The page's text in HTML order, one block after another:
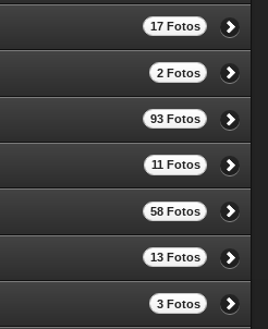
17 Fotos
2 Fotos
93 Fotos
11 Fotos
58 Fotos
13 Fotos
3 Fotos